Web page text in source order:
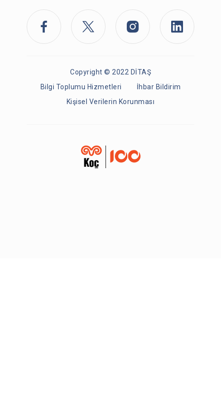
Copyright © 2022 DİTAŞ
Bilgi Toplumu Hizmetleri
İhbar Bildirim
Kişisel Verilerin Korunması